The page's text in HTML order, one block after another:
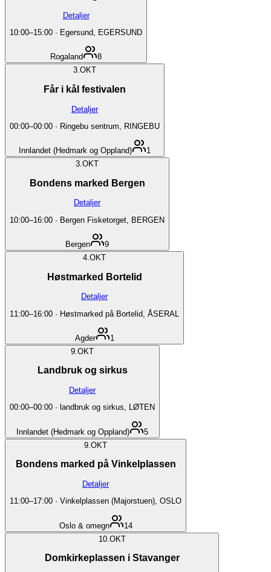
Detaljer
10:00–15:00 · Egersund, EGERSUND
Rogaland
8
3.OKT
Får i kål festivalen
Detaljer
00:00–00:00 · Ringebu sentrum, RINGEBU
Innlandet (Hedmark og Oppland)
1
3.OKT
Bondens marked Bergen
Detaljer
10:00–16:00 · Bergen Fisketorget, BERGEN
Bergen
9
4.OKT
Høstmarked Bortelid
Detaljer
11:00–16:00 · Høstmarked på Bortelid, ÅSERAL
Agder
1
9. OKT
Landbruk og sirkus
Detaljer
00:00–00:00 · landbruk og sirkus, LØTEN
Innlandet (Hedmark og Oppland)
5
9. OKT
Bondens marked på Vinkelplassen
Detaljer
11:00–17:00 · Vinkelplassen (Majorstuen), OSLO
Oslo & omegn
14
10. OKT
Domkirkeplassen i Stavanger